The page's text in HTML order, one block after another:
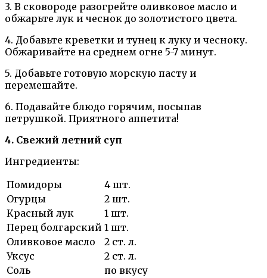
3. В сковороде разогрейте оливковое масло и
обжарьте лук и чеснок до золотистого цвета.
4. Добавьте креветки и тунец к луку и чесноку.
Обжаривайте на среднем огне 5-7 минут.
5. Добавьте готовую морскую пасту и
перемешайте.
6. Подавайте блюдо горячим, посыпав
петрушкой. Приятного аппетита!
4. Свежий летний суп
Ингредиенты:
Помидоры
4 шт.
Огурцы
2 шт.
Красный лук
1 шт.
Перец болгарский 1 шт.
Оливковое масло
2 ст. л.
Уксус
2 ст. л.
Соль
по вкусу